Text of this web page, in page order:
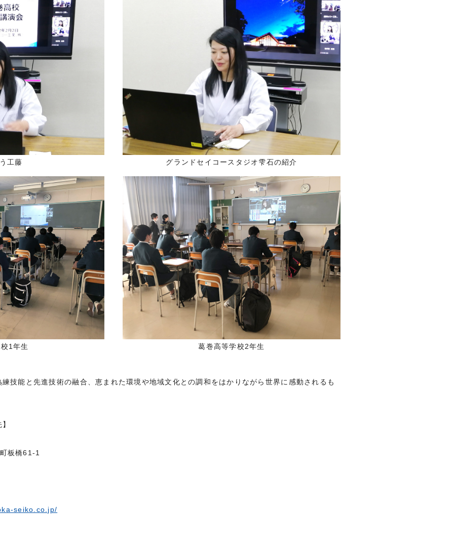
工藤 グランドセイコースタジオ雫石の紹介
1年生 葛巻高等学校2年生
技能と先進技術の融合、恵まれた環境や地域文化との調和をはかりながら世界に感動されるも
板橋61-1
seiko.co.jp/